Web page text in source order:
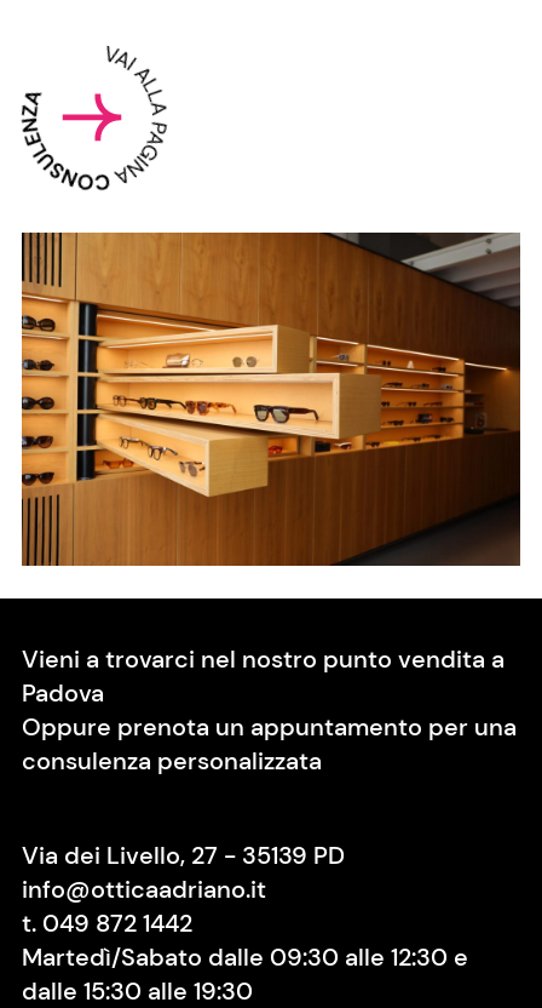
Vieni a trovarci nel nostro punto vendita a
Padova
Oppure prenota un appuntamento per una
consulenza personalizzata
Via dei Livello, 27 - 35139 PD
info@otticaadriano.it
t. 049 872 1442
Martedì/Sabato dalle 09:30 alle 12:30 e
dalle 15:30 alle 19:30